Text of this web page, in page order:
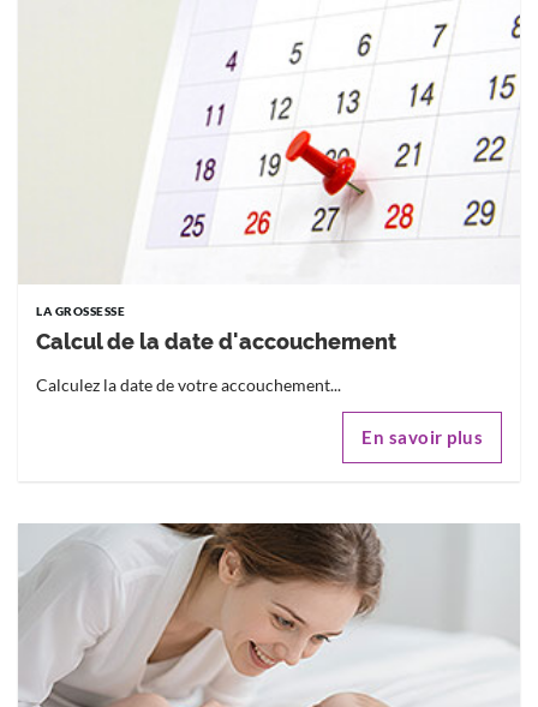
LA GROSSESSE
Calcul de la date d'accouchement
Calculez la date de votre accouchement...
En savoir plus